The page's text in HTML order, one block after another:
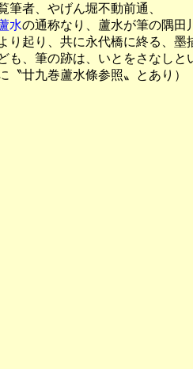
者、やげん堀不動前通、
水の通称なり、蘆水が筆の隅田
り、共に永代橋に終る、墨
筆の跡は、いとをさなしと